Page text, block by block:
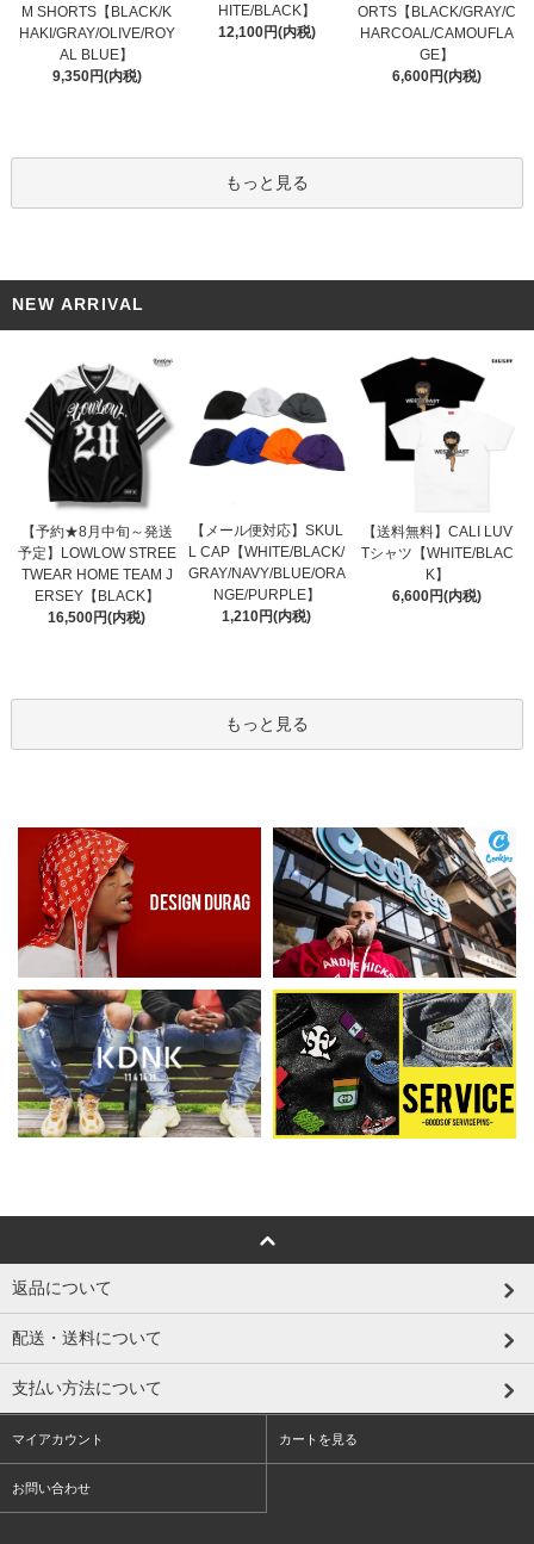
M SHORTS【BLACK/K
HAKI/GRAY/OLIVE/ROY
AL BLUE】
9,350円(内税)
HITE/BLACK】
12,100円(内税)
ORTS【BLACK/GRAY/C
HARCOAL/CAMOUFLA
GE】
6,600円(内税)
もっと見る
NEW ARRIVAL
【予約★8月中旬～発送
予定】LOWLOW STREE
TWEAR HOME TEAM J
ERSEY【BLACK】
16,500円(内税)
【メール便対応】SKUL
L CAP【WHITE/BLACK/
GRAY/NAVY/BLUE/ORA
NGE/PURPLE】
1,210円(内税)
【送料無料】CALI LUV
Tシャツ【WHITE/BLAC
K】
6,600円(内税)
もっと見る
返品について
配送・送料について
支払い方法について
マイアカウント カートを見る
お問い合わせ